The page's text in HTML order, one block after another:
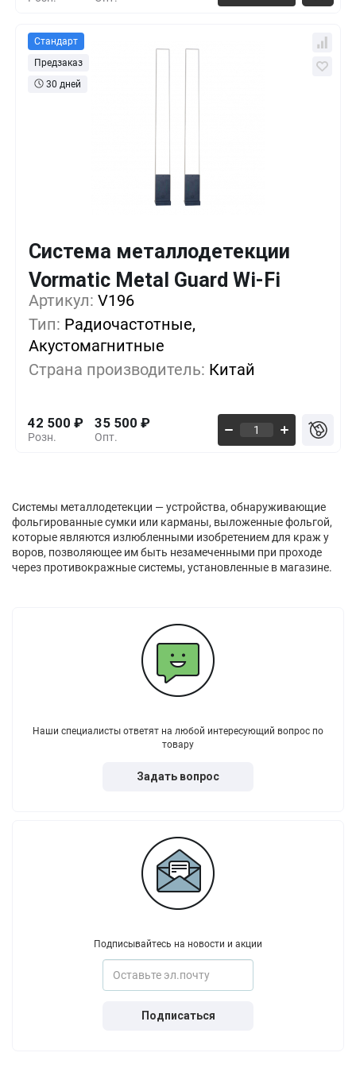
Стандарт
Предзаказ
30 дней
Система металлодетекции
Vormatic Metal Guard Wi-Fi
Артикул: V196
Тип: Радиочастотные,
Акустомагнитные
Страна производитель: Китай
Розн.
42 500 ₽
Опт.
35 500 ₽
Кол-во Выгода За 1 шт.
1+ 0%
5+ -7%
10+ -11%
Системы металлодетекции — устройства, обнаруживающие
фольгированные сумки или карманы, выложенные фольгой,
которые являются излюбленными изобретением для краж у
воров, позволяющее им быть незамеченными при проходе
через противокражные системы, установленные в магазине.
Наши специалисты ответят на любой интересующий вопрос по
товару
Задать вопрос
Подписывайтесь на новости и акции
Подписаться